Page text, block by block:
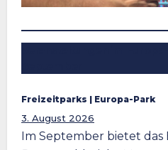
Freizeitparks | Europa-Park
3. August 2026
Im September bietet das